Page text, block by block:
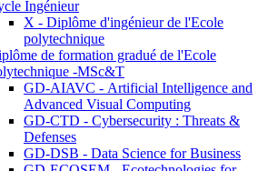
Ingénieur
X - Diplôme d'ingénieur de l'Ecole
polytechnique
de formation gradué de l'Ecole
-MSc&T
GD-AIAVC - Artificial Intelligence and
Advanced Visual Computing
GD-CTD - Cybersecurity : Threats &
Defenses
GD-DSB - Data Science for Business